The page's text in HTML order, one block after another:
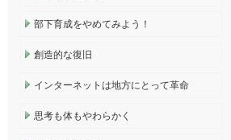
部下育成をやめてみよう！
創造的な復旧
インターネットは地方にとって革命
思考も体もやわらかく